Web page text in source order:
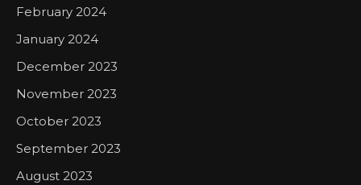
February 2024
January 2024
December 2023
November 2023
October 2023
September 2023
August 2023